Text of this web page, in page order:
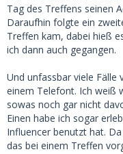
Tag des Treffens seinen
Daraufhin folgte ein
Treffen kam, dabei hieß
ich dann auch gegangen.
Und unfassbar viele Fälle
einem Telefont. Ich weiß
sowas noch gar nicht
Einen habe ich sogar
Influencer benutzt hat.
das bei einem Treffen